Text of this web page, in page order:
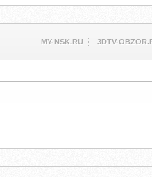
MY-NSK.RU 3DTV-